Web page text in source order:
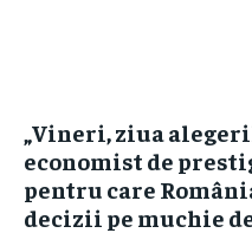
„Vineri, ziua
economist de
pentru care
decizii pe muchie